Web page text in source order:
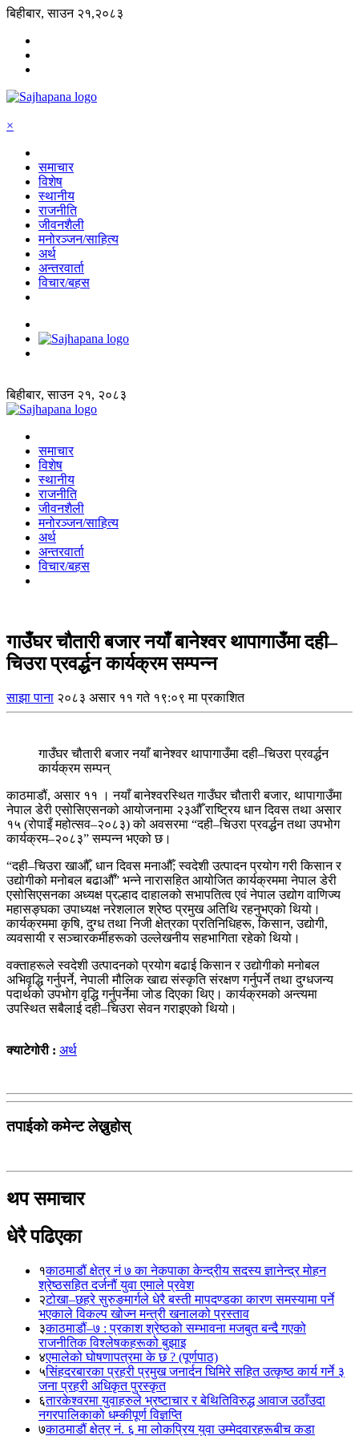
बिहीबार, साउन २१,२०८३
×
समाचार
विशेष
स्थानीय
राजनीति
जीवनशैली
मनोरञ्जन/साहित्य
अर्थ
अन्तरवार्ता
विचार/बहस
बिहीबार, साउन २१, २०८३
समाचार
विशेष
स्थानीय
राजनीति
जीवनशैली
मनोरञ्जन/साहित्य
अर्थ
अन्तरवार्ता
विचार/बहस
गाउँघर चौतारी बजार नयाँ बानेश्वर थापागाउँमा दही–
चिउरा प्रवर्द्धन कार्यक्रम सम्पन्न
साझा पाना २०८३ असार ११ गते १९:०९ मा प्रकाशित
गाउँघर चौतारी बजार नयाँ बानेश्वर थापागाउँमा दही–चिउरा प्रवर्द्धन
कार्यक्रम सम्पन्
काठमाडौं, असार ११ । नयाँ बानेश्वरस्थित गाउँघर चौतारी बजार, थापागाउँमा
नेपाल डेरी एसोसिएसनको आयोजनामा २३औँ राष्ट्रिय धान दिवस तथा असार
१५ (रोपाइँ महोत्सव–२०८३) को अवसरमा “दही–चिउरा प्रवर्द्धन तथा उपभोग
कार्यक्रम–२०८३” सम्पन्न भएको छ।
“दही–चिउरा खाऔँ, धान दिवस मनाऔँ; स्वदेशी उत्पादन प्रयोग गरी किसान र
उद्योगीको मनोबल बढाऔँ” भन्ने नारासहित आयोजित कार्यक्रममा नेपाल डेरी
एसोसिएसनका अध्यक्ष प्रल्हाद दाहालको सभापतित्व एवं नेपाल उद्योग वाणिज्य
महासङ्घका उपाध्यक्ष नरेशलाल श्रेष्ठ प्रमुख अतिथि रहनुभएको थियो।
कार्यक्रममा कृषि, दुग्ध तथा निजी क्षेत्रका प्रतिनिधिहरू, किसान, उद्योगी,
व्यवसायी र सञ्चारकर्मीहरूको उल्लेखनीय सहभागिता रहेको थियो।
वक्ताहरूले स्वदेशी उत्पादनको प्रयोग बढाई किसान र उद्योगीको मनोबल
अभिवृद्धि गर्नुपर्ने, नेपाली मौलिक खाद्य संस्कृति संरक्षण गर्नुपर्ने तथा दुग्धजन्य
पदार्थको उपभोग वृद्धि गर्नुपर्नेमा जोड दिएका थिए। कार्यक्रमको अन्त्यमा
उपस्थित सबैलाई दही–चिउरा सेवन गराइएको थियो।
क्याटेगोरी : अर्थ
तपाईको कमेन्ट लेख्नुहोस्
थप समाचार
धेरै पढिएका
१काठमाडौं क्षेत्र नं ७ का नेकपाका केन्द्रीय सदस्य ज्ञानेन्द्र मोहन
श्रेष्ठसहित दर्जनौं युवा एमाले प्रवेश
२टोखा–छहरे सुरुङमार्गले धेरै बस्ती मापदण्डका कारण समस्यामा पर्ने
भएकाले विकल्प खोज्न मन्त्री खनालको प्रस्ताव
३काठमाडौं–७ : प्रकाश श्रेष्ठको सम्भावना मजबुत बन्दै गएको
राजनीतिक विश्लेषकहरूको बुझाइ
४एमालेको घोषणापत्रमा के छ ? (पूर्णपाठ)
५सिंहदरबारका प्रहरी प्रमुख जनार्दन घिमिरे सहित उत्कृष्ठ कार्य गर्ने ३
जना प्रहरी अधिकृत पुरस्कृत
६तारकेश्वरमा युवाहरुले भ्रष्टाचार र बेथितिविरुद्ध आवाज उठाँउदा
नगरपालिकाको धम्कीपूर्ण विज्ञप्ति
७काठमाडौं क्षेत्र नं. ६ मा लोकप्रिय युवा उम्मेदवारहरूबीच कडा